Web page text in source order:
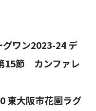
ワン2023-24 デ
15節 カンファレ
東大阪市花園ラグ